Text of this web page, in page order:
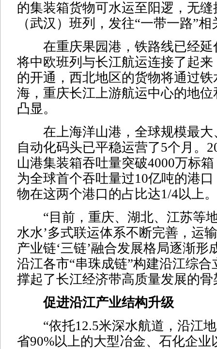
的集装箱货物可水运至阳逻，无
（武汉）班列，发往“一带一路”
在重庆果园港，铁路线已经延
将中欧班列与长江航运连接了起
的开通，西北地区的货物将通过
海，重庆长江上游航运中心的地
凸显。
在上海洋山港，全球规模最大
自动化码头已平稳运营了5个月。
山港集装箱吞吐量突破4000万标
为全球首个吞吐量过10亿吨的港
物在这两个港口的占比达1/4以上。
“目前，重庆、湖北、江苏等地
水水’多式联运体系不断完善，运
产业链‘三链’融合发展格局逐渐形
沿江各市“串珠成链”构建沿江综
撑起了长江经济带高质量发展的骨
促进沿江产业结构升级
“依托12.5米深水航道，沿江地
省90%以上的大型冶金、石化企业